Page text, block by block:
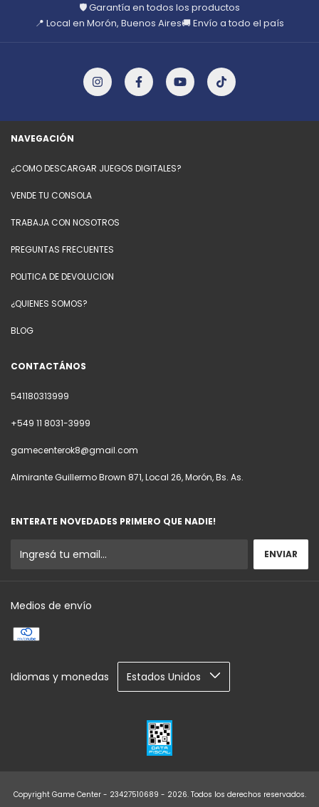
🛡️ Garantía en todos los productos
📍 Local en Morón, Buenos Aires🚚 Envío a todo el país
NAVEGACIÓN
¿COMO DESCARGAR JUEGOS DIGITALES?
VENDE TU CONSOLA
TRABAJA CON NOSOTROS
PREGUNTAS FRECUENTES
POLITICA DE DEVOLUCION
¿QUIENES SOMOS?
BLOG
CONTACTÁNOS
541180313999
+549 11 8031-3999
gamecenterok8@gmail.com
Almirante Guillermo Brown 871, Local 26, Morón, Bs. As.
ENTERATE NOVEDADES PRIMERO QUE NADIE!
Medios de envío
Idiomas y monedas
Copyright Game Center - 23427510689 - 2026. Todos los derechos reservados.